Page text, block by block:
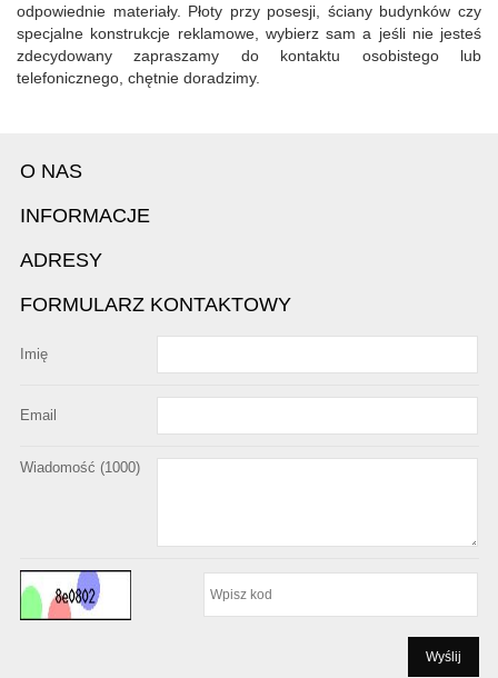
odpowiednie materiały. Płoty przy posesji, ściany budynków czy
specjalne konstrukcje reklamowe, wybierz sam a jeśli nie jesteś
zdecydowany zapraszamy do kontaktu osobistego lub
telefonicznego, chętnie doradzimy.
O NAS
INFORMACJE
ADRESY
FORMULARZ KONTAKTOWY
Imię
Email
Wiadomość (1000)